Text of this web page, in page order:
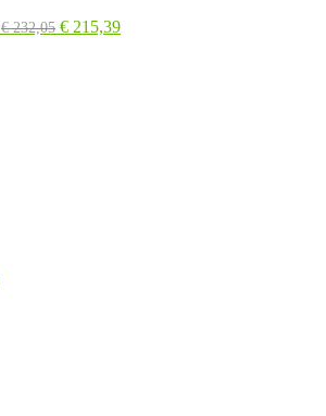
€232,05 € 215,39